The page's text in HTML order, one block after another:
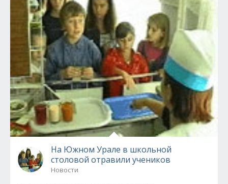
На Южном Урале в школьной
столовой отравили учеников
Новости